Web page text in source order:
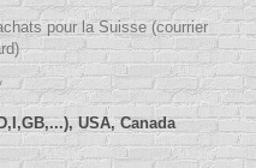
pour la Suisse (courrier
USA, Canada